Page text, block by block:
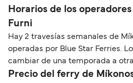
Horarios de los
Furni
Hay 2 travesías semanales de
operadas por Blue Star Ferries.
cambiar de una temporada a
Precio del ferry de